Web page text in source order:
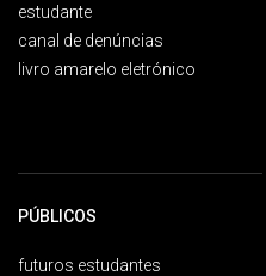
estudante
canal de denúncias
livro amarelo eletrónico
PÚBLICOS
futuros estudantes